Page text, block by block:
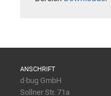
ANSCHRIFT
d·bug GmbH
Sollner Str. 71a